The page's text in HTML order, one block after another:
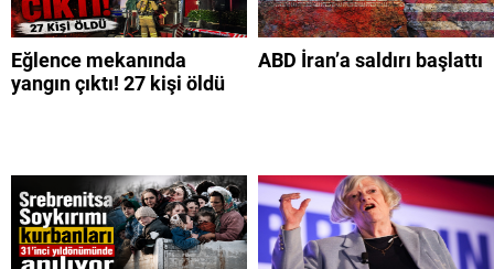
Eğlence mekanında
yangın çıktı! 27 kişi öldü
ABD İran’a saldırı başlattı